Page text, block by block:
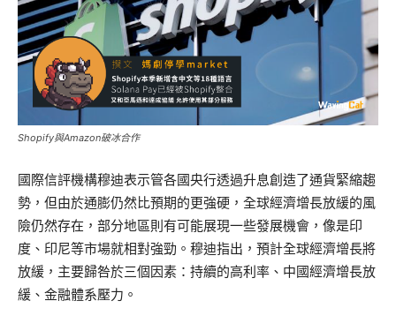
Shopify與Amazon破冰合作
國際信評機構穆迪表示管各國央行透過升息創造了通貨緊縮趨
勢，但由於通膨仍然比預期的更強硬，全球經濟增長放緩的風
險仍然存在，部分地區則有可能展現一些發展機會，像是印
度、印尼等市場就相對強勁。穆迪指出，預計全球經濟增長將
放緩，主要歸咎於三個因素：持續的高利率、中國經濟增長放
緩、金融體系壓力。